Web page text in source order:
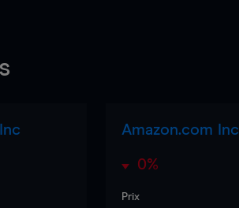
Amazon.com Inc
0%
Prix